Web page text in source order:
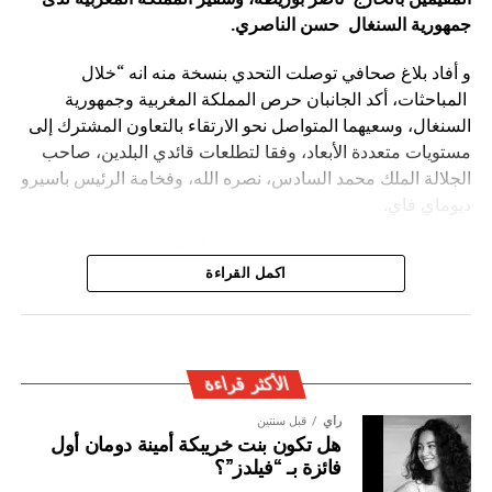
جمهورية السنغال حسن الناصري.
و أفاد بلاغ صحافي توصلت التحدي بنسخة منه انه “خلال
المباحثات، أكد الجانبان حرص المملكة المغربية وجمهورية
السنغال، وسعيهما المتواصل نحو الارتقاء بالتعاون المشترك إلى
مستويات متعددة الأبعاد، وفقا لتطلعات قائدي البلدين، صاحب
الجلالة الملك محمد السادس، نصره الله، وفخامة الرئيس باسيرو
كما شدد الطرفان يضيف البلاغ ” على أن المغرب والسنغال
سيظلان وفيّين لروح الأخوة والتضامن والاحترام التي كرسها كل
اكمل القراءة
الأكثر قراءة
رأي قبل سنتين
هل تكون بنت خريبكة أمينة دومان أول
فائزة بـ “فيلدز”؟